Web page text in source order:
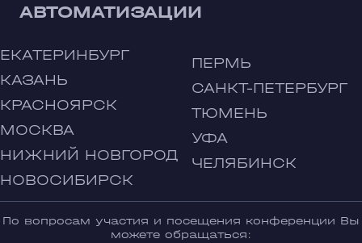
АВТОМАТИЗАЦИИ
ЕКАТЕРИНБУРГ
КАЗАНЬ
КРАСНОЯРСК
МОСКВА
НИЖНИЙ НОВГОРОД
НОВОСИБИРСК
ПЕРМЬ
САНКТ-ПЕТЕРБУРГ
ТЮМЕНЬ
УФА
ЧЕЛЯБИНСК
По вопросам участия и посещения конференции Вы
можете обращаться: